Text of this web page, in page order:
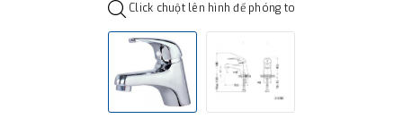
Click chuột lên hình để phóng to